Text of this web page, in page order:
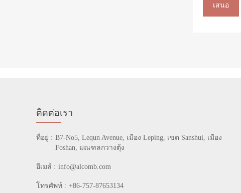
เสนอ
ติดต่อเรา
ที่อยู่ : B7-No5, Lequn Avenue, เมือง Leping, เขต Sanshui, เมือง
Foshan, มณฑลกวางตุ้ง
อีเมล์ : info@alcomb.com
โทรศัพท์ : +86-757-87653134